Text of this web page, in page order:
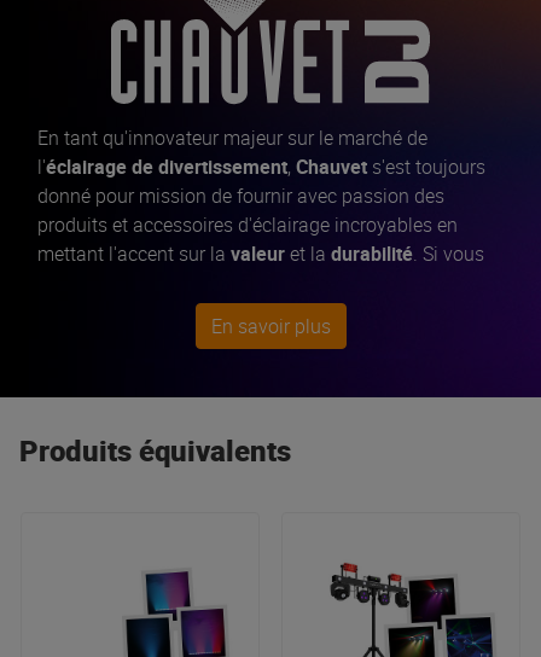
En tant qu'innovateur majeur sur le marché de
l'éclairage de divertissement, Chauvet s'est toujours
donné pour mission de fournir avec passion des
produits et accessoires d'éclairage incroyables en
mettant l'accent sur la valeuret la durabilité. Si vous
jeux de lumière, leslyres et scans
... jetez un coup d'œil à nos meilleures
les DJ et les groupes. Lesmachines à fuméeNImbus
que votre événement prenne vie, faites confiance à
En savoir plus
Produits équivalents